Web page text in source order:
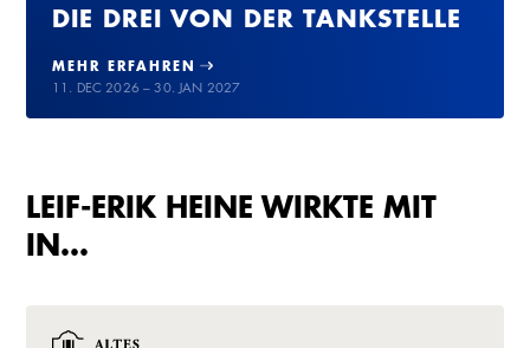
DIE DREI VON DER TANKSTELLE
MEHR ERFAHREN
11. DEC 2026 – 30. JAN 2027
LEIF-ERIK HEINE WIRKTE MIT
IN…